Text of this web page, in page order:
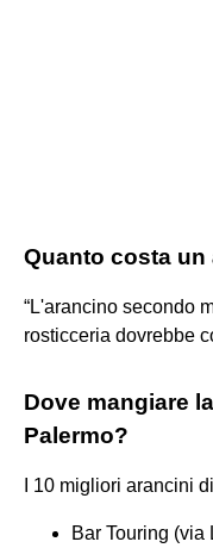
Quanto costa un
“L'arancino secondo
rosticceria dovrebbe
Dove mangiare
Palermo?
I 10 migliori arancini
Bar Touring (via